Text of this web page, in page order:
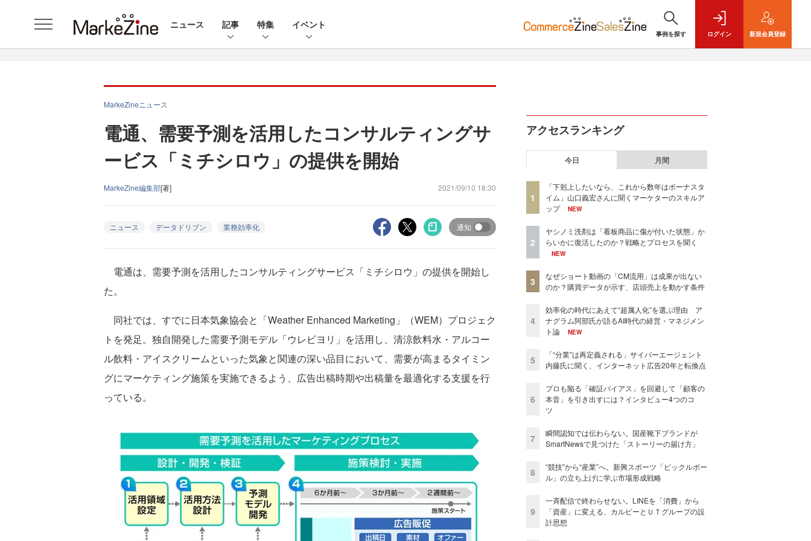
ニュース 記事 特集 イベント
事例を探す ログイン 新規会員登録
MarkeZineニュース
電通、需要予測を活用したコンサルティングサ
ービス「ミチシロウ」の提供を開始
MarkeZine編集部[著] 2021/09/10 18:30
ニュース データドリブン 業務効率化 通知
電通は、需要予測を活用したコンサルティングサービス「ミチシロウ」の提供を開始し
た。
同社では、すでに日本気象協会と「Weather Enhanced Marketing」（WEM）プロジェク
トを発足。独自開発した需要予測モデル「ウレビヨリ」を活用し、清涼飲料水・アルコー
ル飲料・アイスクリームといった気象と関連の深い品目において、需要が高まるタイミン
グにマーケティング施策を実施できるよう、広告出稿時期や出稿量を最適化する支援を行
っている。
アクセスランキング
今日 月間
1
「下剋上したいなら、これから数年はボーナスタ
イム」山口義宏さんに聞くマーケターのスキルア
ップ
NEW
2
ヤシノミ洗剤は「看板商品に傷が付いた状態」か
らいかに復活したのか？戦略とプロセスを聞く
NEW
3
なぜショート動画の「CM流用」は成果が出ない
のか？購買データが示す、店頭売上を動かす条件
4
効率化の時代にあえて“超属人化”を選ぶ理由 ア
ナグラム阿部氏が語るAI時代の経営・マネジメン
ト論
NEW
5
「“分業”は再定義される」サイバーエージェント
内藤氏に聞く、インターネット広告20年と転換点
6
プロも陥る「確証バイアス」を回避して「顧客の
本音」を引き出すには？インタビュー4つのコ
ツ
7
瞬間認知では伝わらない。国産靴下ブランドが
SmartNewsで見つけた「ストーリーの届け方」
8
“競技”から“産業”へ。新興スポーツ「ピックルボー
ル」の立ち上げに学ぶ市場形成戦略
9
一斉配信で終わらせない。LINEを「消費」から
「資産」に変える、カルビーとＵＴグループの設
計思想